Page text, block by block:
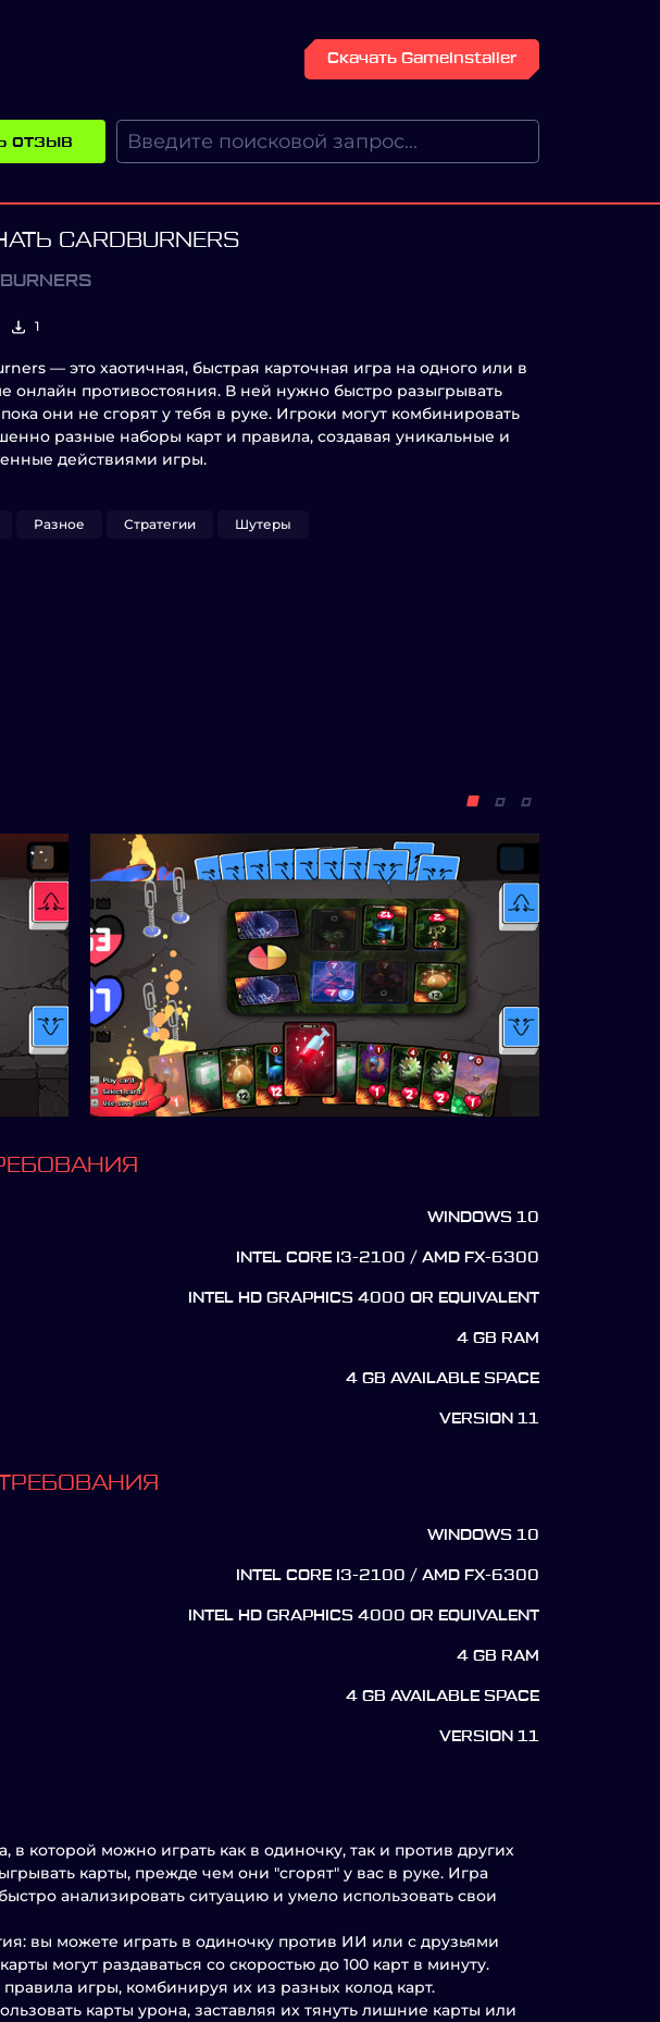
Скачать GameInstaller
отзыв
CARDBURNERS
1
— это хаотичная, быстрая карточная игра на одного или в
онлайн противостояния. В ней нужно быстро разыгрывать
они не сгорят у тебя в руке. Игроки могут комбинировать
разные наборы карт и правила, создавая уникальные и
действиями игры.
Разное Стратегии Шутеры
WINDOWS 10
INTEL CORE I3-2100 / AMD FX-6300
INTEL HD GRAPHICS 4000 OR EQUIVALENT
4 GB RAM
4 GB AVAILABLE SPACE
VERSION 11
WINDOWS 10
INTEL CORE I3-2100 / AMD FX-6300
INTEL HD GRAPHICS 4000 OR EQUIVALENT
4 GB RAM
4 GB AVAILABLE SPACE
VERSION 11
которой можно играть как в одиночку, так и против других
карты, прежде чем они "сгорят" у вас в руке. Игра
анализировать ситуацию и умело использовать свои
вы можете играть в одиночку против ИИ или с друзьями
могут раздаваться со скоростью до 100 карт в минуту.
игры, комбинируя их из разных колод карт.
карты урона, заставляя их тянуть лишние карты или